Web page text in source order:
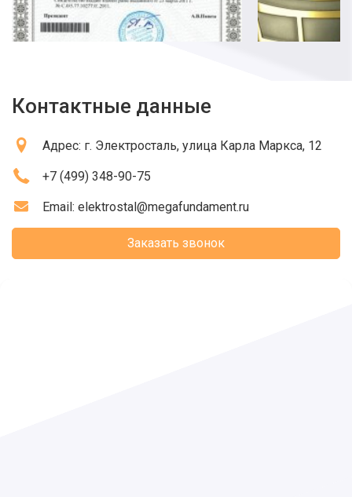
Контактные данные
Адрес: г. Электросталь, улица Карла Маркса, 12
+7 (499) 348-90-75
Email: elektrostal@megafundament.ru
Заказать звонок